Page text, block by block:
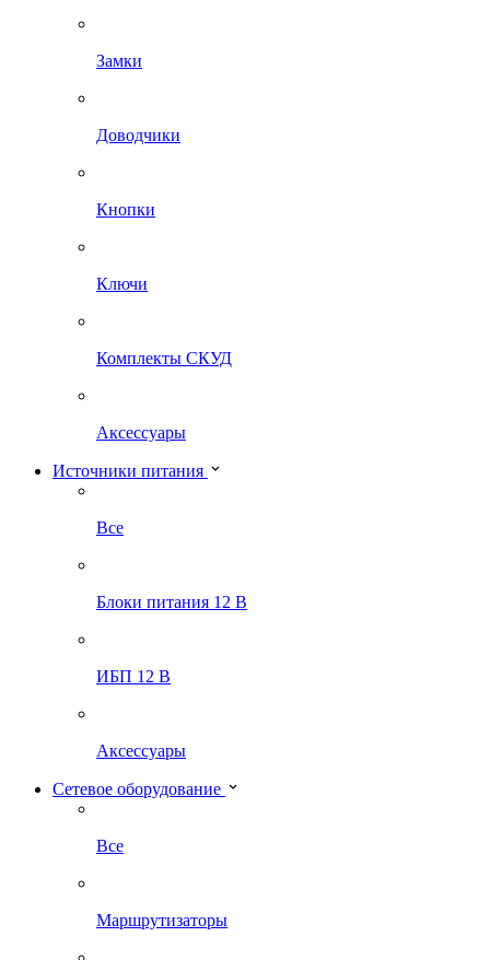
Замки
Доводчики
Кнопки
Ключи
Комплекты СКУД
Аксессуары
Источники питания
Все
Блоки питания 12 В
ИБП 12 В
Аксессуары
Сетевое оборудование
Все
Маршрутизаторы